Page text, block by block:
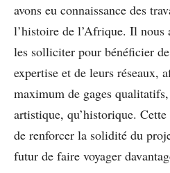
avons eu connaissance des
l’histoire de l’Afrique. Il nous
les solliciter pour bénéficier
expertise et de leurs réseaux,
maximum de gages
artistique, qu’historique.
de renforcer la solidité du
futur de faire voyager